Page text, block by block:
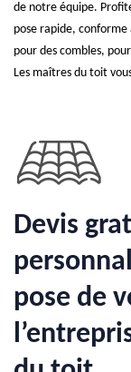
de notre équipe.
pose rapide,
pour des combles,
Les maîtres du toit
Devis
pose de